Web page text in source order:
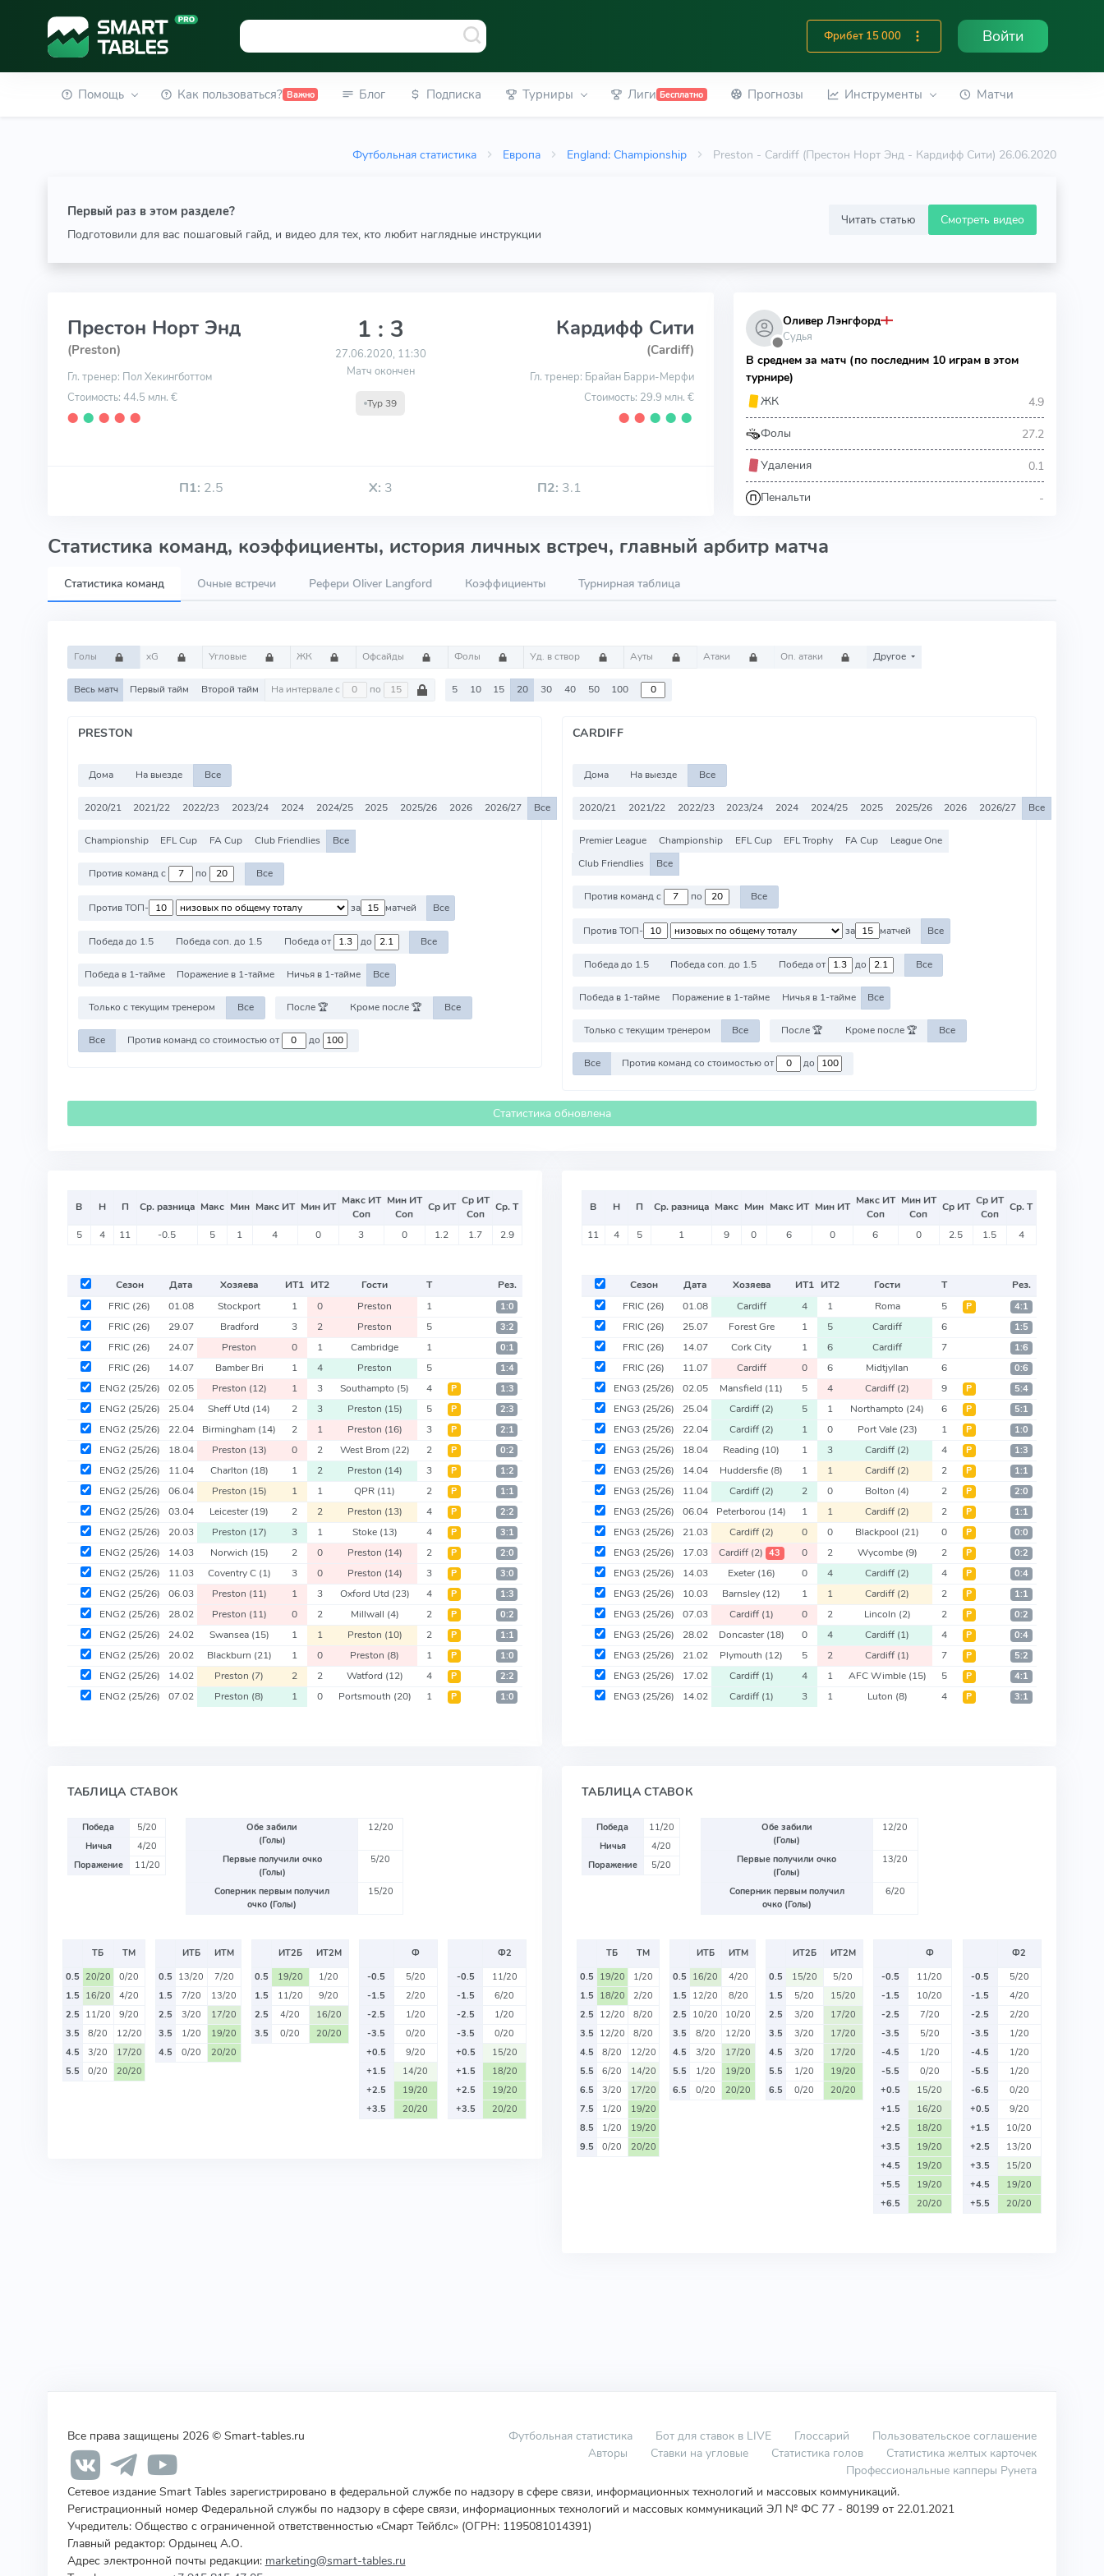
Фрибет 15 000 Войти
Помощь Как пользоваться? Важно Блог Подписка Турниры Лиги Бесплатно Прогнозы Инструменты Матчи
Футбольная статистика Европа England: Championship Preston - Cardiff (Престон Норт Энд - Кардифф Сити) 26.06.2020
Первый раз в этом разделе?
Подготовили для вас пошаговый гайд, и видео для тех, кто любит наглядные инструкции
Читать статью Смотреть видео
Престон Норт Энд
(Preston)
Гл. тренер: Пол Хекингботтом
Стоимость: 44.5 млн. €
⬤ ⬤ ⬤ ⬤ ⬤
1 : 3
27.06.2020, 11:30
Матч окончен
Тур 39
Кардифф Сити
(Cardiff)
Гл. тренер: Брайан Барри-Мерфи
Стоимость: 29.9 млн. €
⬤ ⬤ ⬤ ⬤ ⬤
П1: 2.5 Х: 3 П2: 3.1
⬤
Оливер Лэнгфорд
Судья
В среднем за матч (по последним 10 играм в этом
турнире)
ЖК
4.9
Фолы 27.2
Удаления 0.1
Пенальти -
Статистика команд, коэффициенты, история личных встреч, главный арбитр матча
Статистика команд Очные встречи Рефери Oliver Langford Коэффициенты Турнирная таблица
Голы xG Угловые ЖК Офсайды Фолы Уд. в створ Ауты Атаки Оп. атаки Другое
Весь матч Первый тайм Второй тайм На интервале с по 5 10 15 20 30 40 50 100
PRESTON
Дома На выезде Все
2020/21 2021/22 2022/23 2023/24 2024 2024/25 2025 2025/26 2026 2026/27 Все
Championship EFL Cup FA Cup Club Friendlies Все
Против команд с по Все
Против ТОП- за матчей Все
Победа до 1.5 Победа соп. до 1.5 Победа от до Все
Победа в 1-тайме Поражение в 1-тайме Ничья в 1-тайме Все
Только с текущим тренером Все После 🏆 Кроме после 🏆 Все
Все Против команд со стоимостью от до
CARDIFF
Дома На выезде Все
2020/21 2021/22 2022/23 2023/24 2024 2024/25 2025 2025/26 2026 2026/27 Все
Premier League Championship EFL Cup EFL Trophy FA Cup
League One
Club Friendlies
Все
Против команд с по Все
Против ТОП- за матчей Все
Победа до 1.5 Победа соп. до 1.5 Победа от до Все
Победа в 1-тайме Поражение в 1-тайме Ничья в 1-тайме Все
Только с текущим тренером Все После 🏆 Кроме после 🏆 Все
Все Против команд со стоимостью от до
Статистика обновлена
В Н П Ср. разница Макс Мин Макс ИТ Мин ИТ Макс ИТ
Соп
Мин ИТ
Соп
Ср ИТ Ср ИТ
Соп
Ср. Т
5 4 11 -0.5 5 1 4 0 3 0 1.2 1.7 2.9
Сезон Дата Хозяева ИТ1 ИТ2 Гости Т
Рез.
FRIC (26) 01.08 Stockport 1 0 Preston 1 1:0
FRIC (26) 29.07 Bradford 3 2 Preston 5 3:2
FRIC (26) 24.07 Preston 0 1 Cambridge 1 0:1
FRIC (26) 14.07 Bamber Bri 1 4 Preston 5 1:4
ENG2 (25/26) 02.05 Preston (12) 1 3 Southampto (5) 4 Р 1:3
ENG2 (25/26) 25.04 Sheff Utd (14) 2 3 Preston (15) 5 Р 2:3
ENG2 (25/26) 22.04 Birmingham (14) 2 1 Preston (16) 3 Р 2:1
ENG2 (25/26) 18.04 Preston (13) 0 2 West Brom (22) 2 Р 0:2
ENG2 (25/26) 11.04 Charlton (18) 1 2 Preston (14) 3 Р 1:2
ENG2 (25/26) 06.04 Preston (15) 1 1 QPR (11) 2 Р 1:1
ENG2 (25/26) 03.04 Leicester(19) 2 2 Preston (13) 4 Р 2:2
ENG2 (25/26) 20.03 Preston (17) 3 1 Stoke (13) 4 Р 3:1
ENG2 (25/26) 14.03 Norwich (15) 2 0 Preston (14) 2 Р 2:0
ENG2 (25/26) 11.03 Coventry C (1) 3 0 Preston (14) 3 Р 3:0
ENG2 (25/26) 06.03 Preston (11) 1 3 Oxford Utd (23) 4 Р 1:3
ENG2 (25/26) 28.02 Preston (11) 0 2 Millwall (4) 2 Р 0:2
ENG2 (25/26) 24.02 Swansea (15) 1 1 Preston (10) 2 Р 1:1
ENG2 (25/26) 20.02 Blackburn (21) 1 0 Preston (8) 1 Р 1:0
ENG2 (25/26) 14.02 Preston (7) 2 2 Watford (12) 4 Р 2:2
ENG2 (25/26) 07.02 Preston (8) 1 0 Portsmouth (20) 1 Р 1:0
ТАБЛИЦА СТАВОК
Победа
5/20
Ничья
4/20
Поражение
11/20
Обе забили
(Голы)
12/20
Первые получили очко
(Голы)
5/20
Соперник первым получил
очко (Голы)
15/20
ТБ
ТМ
0.5 20/20
0/20
1.5 16/20
4/20
2.5 11/20
9/20
3.5
8/20
12/20
4.5
3/20
17/20
5.5
0/20 20/20
ИТБ
ИТМ
0.5 13/20
7/20
1.5
7/20
13/20
2.5
3/20
17/20
3.5
1/20
19/20
4.5
0/20 20/20
ИТ2Б
ИТ2М
0.5
19/20
1/20
1.5
11/20
9/20
2.5
4/20
16/20
3.5
0/20 20/20
Ф
-0.5
5/20
-1.5
2/20
-2.5
1/20
-3.5
0/20
+0.5
9/20
+1.5
14/20
+2.5
19/20
+3.5
20/20
Ф2
-0.5
11/20
-1.5
6/20
-2.5
1/20
-3.5
0/20
+0.5
15/20
+1.5
18/20
+2.5
19/20
+3.5
20/20
В Н П Ср. разница Макс Мин Макс ИТ Мин ИТ Макс ИТ
Соп
Мин ИТ
Соп
Ср ИТ Ср ИТ
Соп
Ср. Т
11 4 5 1 9 0 6 0 6 0 2.5 1.5 4
Сезон Дата Хозяева ИТ1 ИТ2 Гости Т
Рез.
FRIC (26) 01.08 Cardiff 4 1 Roma 5 Р 4:1
FRIC (26) 25.07 Forest Gre 1 5 Cardiff 6 1:5
FRIC (26) 14.07 Cork City 1 6 Cardiff 7 1:6
FRIC (26) 11.07 Cardiff 0 6 Midtjyllan 6 0:6
ENG3 (25/26) 02.05 Mansfield (11) 5 4 Cardiff (2) 9 Р 5:4
ENG3 (25/26) 25.04 Cardiff (2) 5 1 Northampto (24) 6 Р 5:1
ENG3 (25/26) 22.04 Cardiff (2) 1 0 Port Vale (23) 1 Р 1:0
ENG3 (25/26) 18.04 Reading (10) 1 3 Cardiff (2) 4 Р 1:3
ENG3 (25/26) 14.04 Huddersfie (8) 1 1 Cardiff (2) 2 Р 1:1
ENG3 (25/26) 11.04 Cardiff (2) 2 0 Bolton (4) 2 Р 2:0
ENG3 (25/26) 06.04 Peterborou (14) 1 1 Cardiff (2) 2 Р 1:1
ENG3 (25/26) 21.03 Cardiff (2) 0 0 Blackpool (21) 0 Р 0:0
ENG3 (25/26) 17.03 Cardiff (2) 43 0 2 Wycombe (9) 2 Р 0:2
ENG3 (25/26) 14.03 Exeter(16) 0 4 Cardiff (2) 4 Р 0:4
ENG3 (25/26) 10.03 Barnsley (12) 1 1 Cardiff (2) 2 Р 1:1
ENG3 (25/26) 07.03 Cardiff (1) 0 2 Lincoln (2) 2 Р 0:2
ENG3 (25/26) 28.02 Doncaster(18) 0 4 Cardiff (1) 4 Р 0:4
ENG3 (25/26) 21.02 Plymouth (12) 5 2 Cardiff (1) 7 Р 5:2
ENG3 (25/26) 17.02 Cardiff (1) 4 1 AFC Wimble (15) 5 Р 4:1
ENG3 (25/26) 14.02 Cardiff (1) 3 1 Luton (8) 4 Р 3:1
ТАБЛИЦА СТАВОК
Победа
11/20
Ничья
4/20
Поражение
5/20
Обе забили
(Голы)
12/20
Первые получили очко
(Голы)
13/20
Соперник первым получил
очко (Голы)
6/20
ТБ
ТМ
0.5 19/20
1/20
1.5 18/20
2/20
2.5 12/20
8/20
3.5 12/20
8/20
4.5
8/20
12/20
5.5
6/20
14/20
6.5
3/20
17/20
7.5
1/20
19/20
8.5
1/20
19/20
9.5
0/20 20/20
ИТБ
ИТМ
0.5 16/20
4/20
1.5 12/20
8/20
2.5 10/20
10/20
3.5
8/20
12/20
4.5
3/20
17/20
5.5
1/20
19/20
6.5
0/20 20/20
ИТ2Б
ИТ2М
0.5
15/20
5/20
1.5
5/20
15/20
2.5
3/20
17/20
3.5
3/20
17/20
4.5
3/20
17/20
5.5
1/20
19/20
6.5
0/20 20/20
Ф
-0.5
11/20
-1.5
10/20
-2.5
7/20
-3.5
5/20
-4.5
1/20
-5.5
0/20
+0.5
15/20
+1.5
16/20
+2.5
18/20
+3.5
19/20
+4.5
19/20
+5.5
19/20
+6.5
20/20
Ф2
-0.5
5/20
-1.5
4/20
-2.5
2/20
-3.5
1/20
-4.5
1/20
-5.5
1/20
-6.5
0/20
+0.5
9/20
+1.5
10/20
+2.5
13/20
+3.5
15/20
+4.5
19/20
+5.5
20/20
Все права защищены 2026 © Smart-tables.ru Футбольная статистика Бот для ставок в LIVE Глоссарий
Пользовательское соглашение
Авторы
Ставки на угловые Статистика голов
Статистика желтых карточек
Профессиональные капперы Рунета
Сетевое издание Smart Tables зарегистрировано в федеральной службе по надзору в сфере связи, информационных технологий и массовых коммуникаций.
Регистрационный номер Федеральной службы по надзору в сфере связи, информационных технологий и массовых коммуникаций ЭЛ № ФС 77 - 80199 от 22.01.2021
Учредитель: Общество с ограниченной ответственностью «Смарт Тейблс» (ОГРН: 1195081014391)
Главный редактор: Ордынец А.О.
Адрес электронной почты редакции: marketing@smart-tables.ru